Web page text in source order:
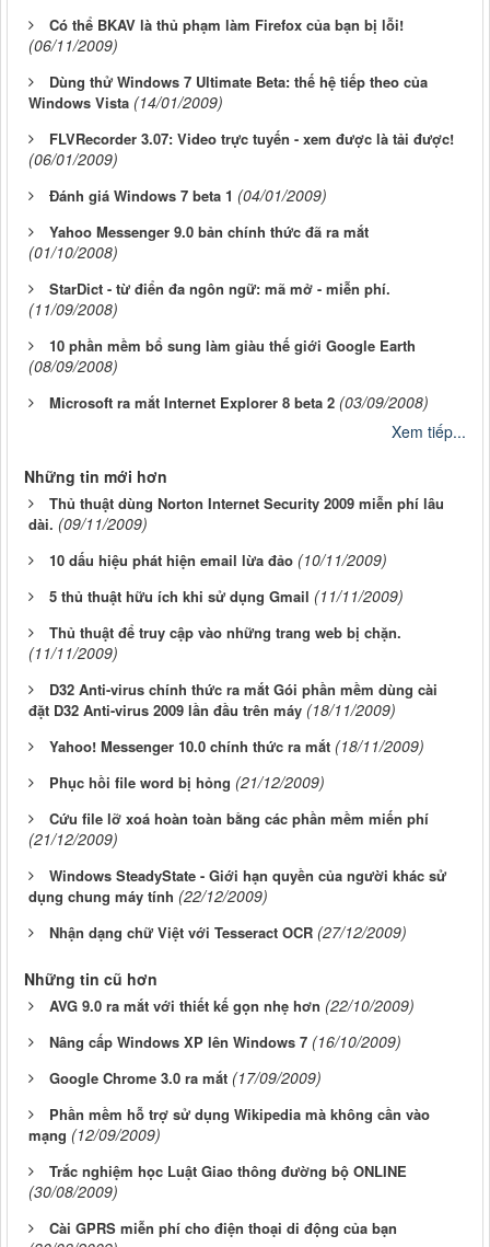
Có thể BKAV là thủ phạm làm Firefox của bạn bị lỗi!
(06/11/2009)
Dùng thử Windows 7 Ultimate Beta: thế hệ tiếp theo của
Windows Vista (14/01/2009)
FLVRecorder 3.07: Video trực tuyến - xem được là tải được!
(06/01/2009)
Đánh giá Windows 7 beta 1 (04/01/2009)
Yahoo Messenger 9.0 bản chính thức đã ra mắt
(01/10/2008)
StarDict - từ điển đa ngôn ngữ: mã mở - miễn phí.
(11/09/2008)
10 phần mềm bổ sung làm giàu thế giới Google Earth
(08/09/2008)
Microsoft ra mắt Internet Explorer 8 beta 2 (03/09/2008)
Xem tiếp...
Những tin mới hơn
Thủ thuật dùng Norton Internet Security 2009 miễn phí lâu
dài. (09/11/2009)
10 dấu hiệu phát hiện email lừa đảo (10/11/2009)
5 thủ thuật hữu ích khi sử dụng Gmail (11/11/2009)
Thủ thuật để truy cập vào những trang web bị chặn.
(11/11/2009)
D32 Anti-virus chính thức ra mắt Gói phần mềm dùng cài
đặt D32 Anti-virus 2009 lần đầu trên máy (18/11/2009)
Yahoo! Messenger 10.0 chính thức ra mắt (18/11/2009)
Phục hồi file word bị hỏng (21/12/2009)
Cứu file lỡ xoá hoàn toàn bằng các phần mềm miến phí
(21/12/2009)
Windows SteadyState - Giới hạn quyền của người khác sử
dụng chung máy tính (22/12/2009)
Nhận dạng chữ Việt với Tesseract OCR (27/12/2009)
Những tin cũ hơn
AVG 9.0 ra mắt với thiết kế gọn nhẹ hơn (22/10/2009)
Nâng cấp Windows XP lên Windows 7 (16/10/2009)
Google Chrome 3.0 ra mắt (17/09/2009)
Phần mềm hỗ trợ sử dụng Wikipedia mà không cần vào
mạng (12/09/2009)
Trắc nghiệm học Luật Giao thông đường bộ ONLINE
(30/08/2009)
Cài GPRS miễn phí cho điện thoại di động của bạn